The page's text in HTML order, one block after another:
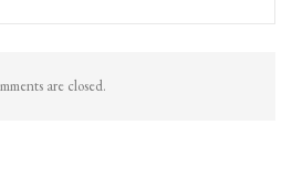
are closed.